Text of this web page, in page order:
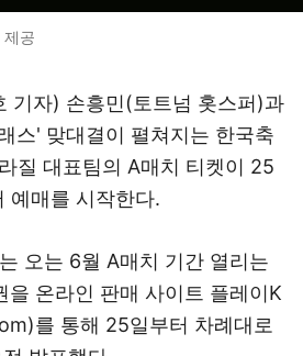
제공
기자) 손흥민(토트넘 홋스퍼)과
스' 맞대결이 펼쳐지는 한국축
질 대표팀의 A매치 티켓이 25
예매를 시작한다.
오는 6월 A매치 기간 열리는
을 온라인 판매 사이트 플레이K
를 통해 25일부터 차례대로